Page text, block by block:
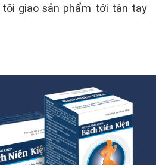
tôi giao sản phẩm tới tận tay